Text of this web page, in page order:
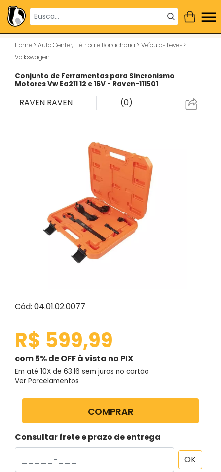
Home > Auto Center, Elétrica e Borracharia > Veículos Leves >
Volkswagen
Conjunto de Ferramentas para Sincronismo
Motores Vw Ea211 12 e 16V - Raven-111501
RAVEN RAVEN (0)
Cód: 04.01.02.0077
R$ 599,99
com 5% de OFF à vista no PIX
Em até 10X de 63.16 sem juros no cartão
Ver Parcelamentos
COMPRAR
Consultar frete e prazo de entrega
OK